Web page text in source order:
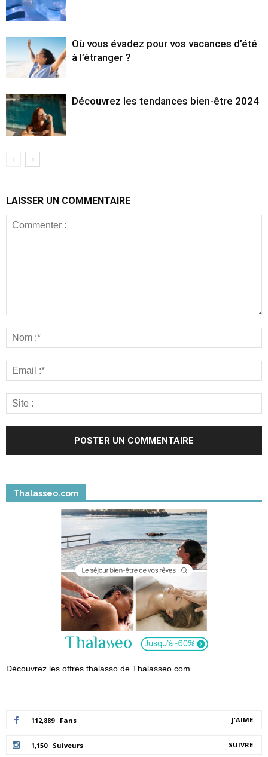
Où vous évadez pour vos vacances d’été
à l’étranger ?
Découvrez les tendances bien-être 2024
LAISSER UN COMMENTAIRE
Thalasseo.com
Découvrez les offres thalasso de Thalasseo.com
112,889 Fans J'AIME
1,150 Suiveurs SUIVRE